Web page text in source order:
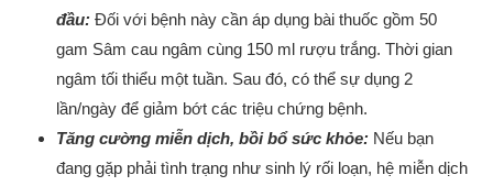
đầu: Đối với bệnh này cần áp dụng bài thuốc gồm 50
gam Sâm cau ngâm cùng 150 ml rượu trắng. Thời gian
ngâm tối thiểu một tuần. Sau đó, có thể sự dụng 2
lần/ngày để giảm bớt các triệu chứng bệnh.
Tăng cường miễn dịch, bồi bổ sức khỏe: Nếu bạn
đang gặp phải tình trạng như sinh lý rối loạn, hệ miễn dịch